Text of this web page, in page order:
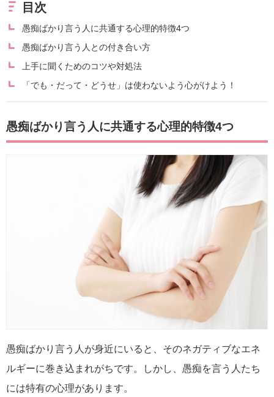
目次
愚痴ばかり言う人に共通する心理的特徴4つ
愚痴ばかり言う人との付き合い方
上手に聞くためのコツや対処法
「でも・だって・どうせ」は使わないよう心がけよう！
愚痴ばかり言う人に共通する心理的特徴4つ
愚痴ばかり言う人が身近にいると、そのネガティブなエネ
ルギーに巻き込まれがちです。しかし、愚痴を言う人たち
には特有の心理があります。